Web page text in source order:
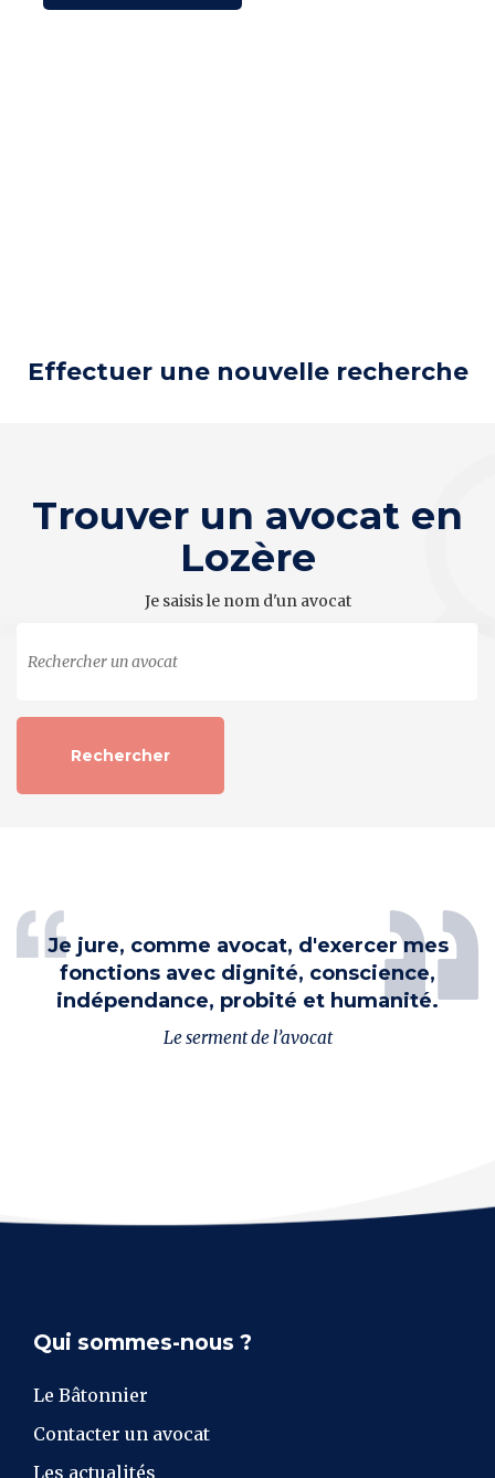
Effectuer une nouvelle recherche
Trouver un avocat en
Lozère
Je saisis le nom d'un avocat
Je jure, comme avocat, d'exercer mes
fonctions avec dignité, conscience,
indépendance, probité et humanité.
Le serment de l’avocat
Qui sommes-nous ?
Le Bâtonnier
Contacter un avocat
Les actualités